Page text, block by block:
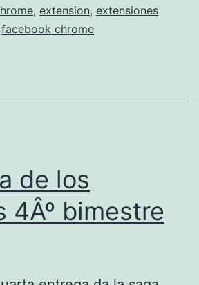
a
e
e
i
o
n
, extension, extensiones
facebook chrome
de los
4Âº bimestre